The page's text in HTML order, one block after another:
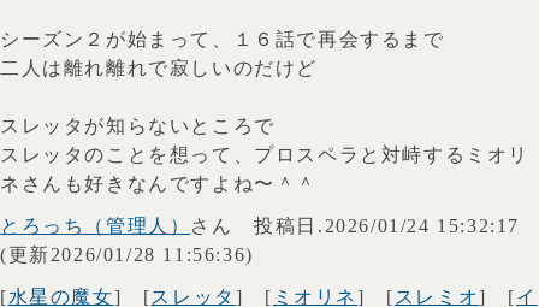
シーズン２が始まって、１６話で再会するまで
二人は離れ離れで寂しいのだけど
スレッタが知らないところで
スレッタのことを想って、プロスペラと対峙するミオリ
ネさんも好きなんですよね〜＾＾
とろっち（管理人） さん 投稿日.2026/01/24 15:32:17
(更新2026/01/28 11:56:36)
[水星の魔女] [スレッタ ] [ ミオリネ] [ スレミオ] [イ